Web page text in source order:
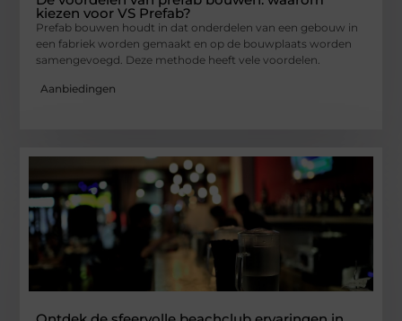
kiezen voor VS Prefab?
Prefab bouwen houdt in dat onderdelen van een gebouw in
een fabriek worden gemaakt en op de bouwplaats worden
samengevoegd. Deze methode heeft vele voordelen.
Aanbiedingen